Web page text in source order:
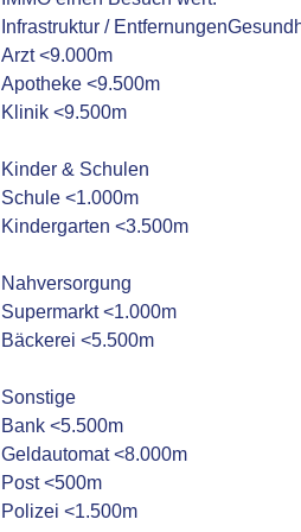
Infrastruktur /
Arzt <9.000m
Apotheke <9.500m
Klinik <9.500m
Kinder & Schulen
Schule <1.000m
Kindergarten <3.500m
Nahversorgung
Supermarkt <1.000m
Bäckerei <5.500m
Sonstige
Bank <5.500m
Geldautomat <8.000m
Post <500m
Polizei <1.500m